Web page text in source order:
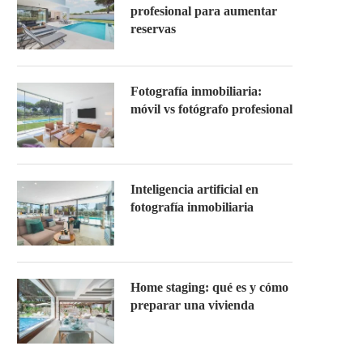
profesional para aumentar
reservas
Fotografía inmobiliaria:
móvil vs fotógrafo profesional
Inteligencia artificial en
fotografía inmobiliaria
Home staging: qué es y cómo
preparar una vivienda